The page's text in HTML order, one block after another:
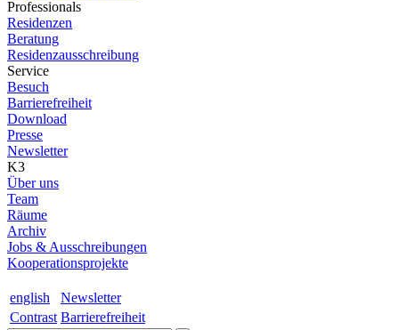
Professionals
Residenzen
Beratung
Residenzausschreibung
Service
Besuch
Barrierefreiheit
Download
Presse
Newsletter
K3
Über uns
Team
Räume
Archiv
Jobs & Ausschreibungen
Kooperationsprojekte
english
Newsletter
Contrast Barrierefreiheit